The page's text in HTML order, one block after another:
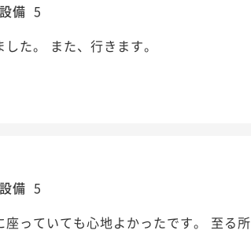
備 5
た。 また、行きます。
備 5
っていても心地よかったです。 至る所